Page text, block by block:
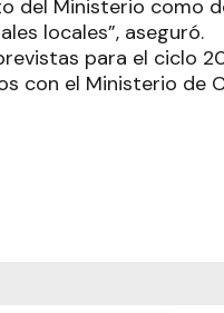
del Ministerio como
locales”, aseguró.
para el ciclo
con el Ministerio de